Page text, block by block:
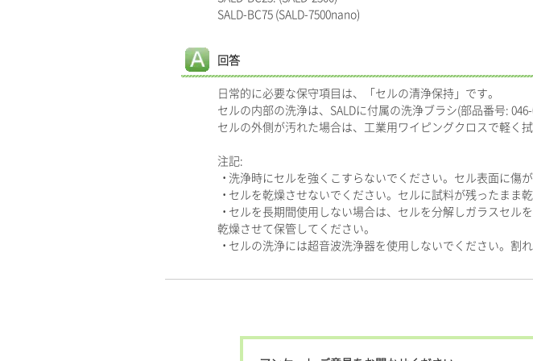
SALD-BC75 (SALD-7500nano)
回答
日常的に必要な保守項目は、「セルの清浄保持」です。
セルの内部の洗浄は、SALDに付属の洗浄ブラシ(部品番号:
セルの外側が汚れた場合は、工業用ワイピングクロスで軽く拭
注記:
• 洗浄時にセルを強くこすらないでください。セル表面に傷
• セルを乾燥させないでください。セルに試料が残ったまま
• セルを長期間使用しない場合は、セルを分解しガラスセル
乾燥させて保管してください。
• セルの洗浄には超音波洗浄器を使用しないでください。割